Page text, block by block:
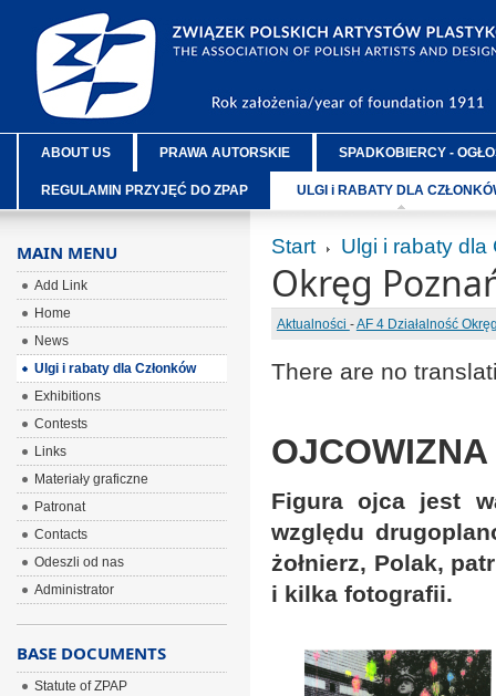
ABOUT US PRAWA AUTORSKIE SPADKOBIERCY -
REGULAMIN PRZYJĘĆ DO ZPAP ULGI i RABATY DLA
Start Ulgi i rabaty dla
Okręg
Aktualności -AF 4 Działalność
There are no
Figura ojca jest
względu
żołnierz, Polak,
i kilka fotografii.
MAIN MENU
Add Link
Home
News
Ulgi i rabaty dla Członków
Exhibitions
Contests
Links
Materiały graficzne
Patronat
Contacts
Odeszli od nas
Administrator
BASE DOCUMENTS
Statute of ZPAP